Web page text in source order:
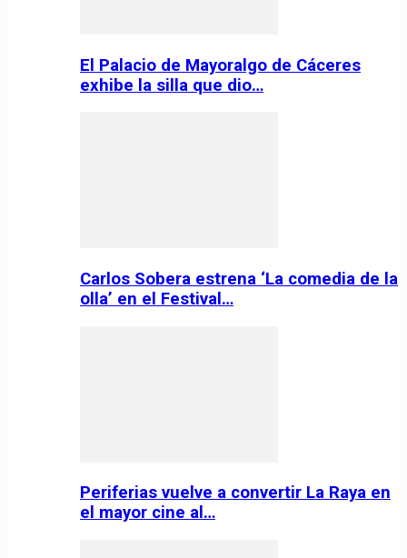
El Palacio de Mayoralgo de Cáceres
exhibe la silla que dio…
Carlos Sobera estrena ‘La comedia de la
olla’ en el Festival…
Periferias vuelve a convertir La Raya en
el mayor cine al…